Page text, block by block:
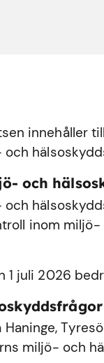
innehåller
och
inom
1 juli 2026
Haninge,
miljö- och